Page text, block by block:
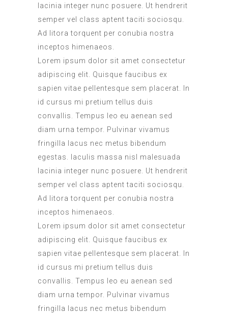
lacinia integer nunc posuere. Ut hendrerit
semper vel class aptent taciti sociosqu.
Ad litora torquent per conubia nostra
inceptos himenaeos.
Lorem ipsum dolor sit amet consectetur
adipiscing elit. Quisque faucibus ex
sapien vitae pellentesque sem placerat. In
id cursus mi pretium tellus duis
convallis. Tempus leo eu aenean sed
diam urna tempor. Pulvinar vivamus
fringilla lacus nec metus bibendum
egestas. Iaculis massa nisl malesuada
lacinia integer nunc posuere. Ut hendrerit
semper vel class aptent taciti sociosqu.
Ad litora torquent per conubia nostra
inceptos himenaeos.
Lorem ipsum dolor sit amet consectetur
adipiscing elit. Quisque faucibus ex
sapien vitae pellentesque sem placerat. In
id cursus mi pretium tellus duis
convallis. Tempus leo eu aenean sed
diam urna tempor. Pulvinar vivamus
fringilla lacus nec metus bibendum